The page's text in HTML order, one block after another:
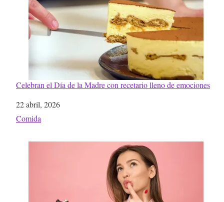
Celebran el Día de la Madre con recetario lleno de emociones
Fecha
22 abril, 2026
Respecto a
Comida